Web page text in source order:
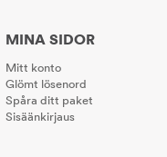
MINA SIDOR
Mitt konto
Glömt lösenord
Spåra ditt paket
Sisäänkirjaus